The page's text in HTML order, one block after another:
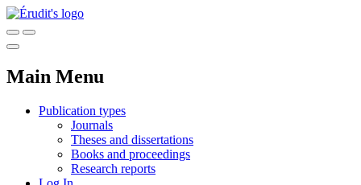
Main Menu
Publication types
Journals
Theses and dissertations
Books and proceedings
Research reports